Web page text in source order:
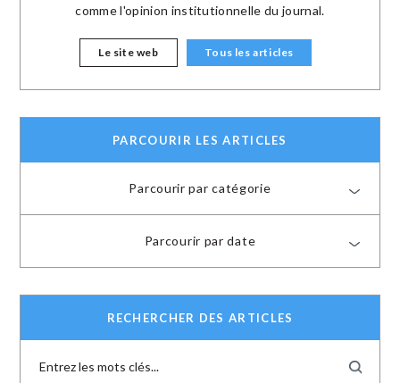
comme l'opinion institutionnelle du journal.
Le site web Tous les articles
PARCOURIR LES ARTICLES
Parcourir par catégorie
Parcourir par date
RECHERCHER DES ARTICLES